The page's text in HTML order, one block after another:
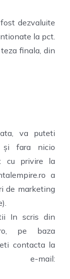
dezvaluite
la pct.
finala, din
va puteti
și fara nicio
cu privire la
a
de marketing
In scris din
pe baza
contacta la
e-mail: